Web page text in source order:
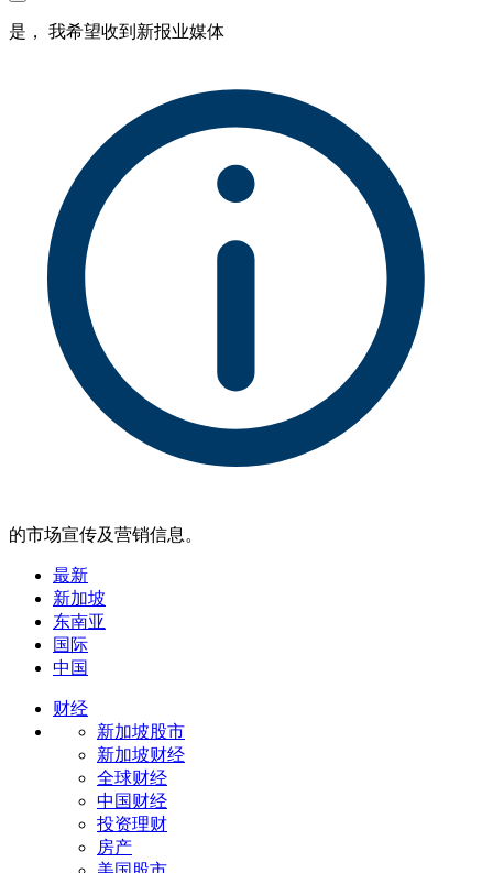
是， 我希望收到新报业媒体
的市场宣传及营销信息。
最新
新加坡
东南亚
国际
中国
财经
新加坡股市
新加坡财经
全球财经
中国财经
投资理财
房产